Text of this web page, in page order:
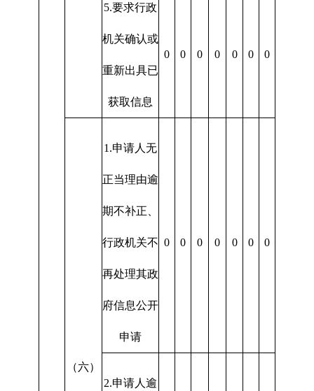
5.要求行政
机关确认或
重新出具已
获取信息
0 0 0 0 0 0 0
（六）
1.申请人无
正当理由逾
期不补正、
行政机关不
再处理其政
府信息公开
申请
0 0 0 0 0 0 0
2.申请人逾